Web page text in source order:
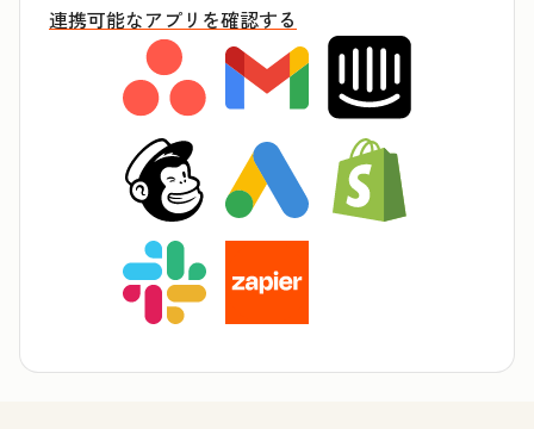
連携可能なアプリを確認する